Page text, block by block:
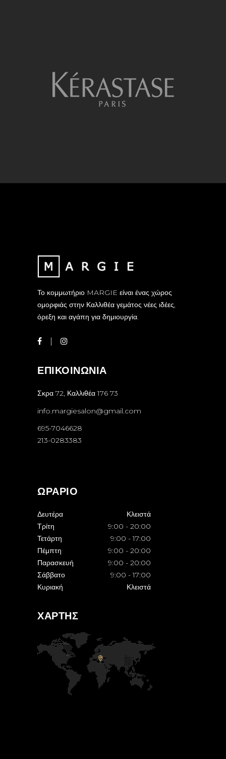
Το κομμωτήριο MARGIE είναι ένας χώρος
ομορφιάς στην Καλλιθέα γεμάτος νέες ιδέες,
όρεξη και αγάπη για δημιουργία.
ΕΠΙΚΟΙΝΩΝΙΑ
Σκρα 72, Καλλιθέα 176 73
info.margiesalon@gmail.com
695-7046628
213-0283383
ΩΡΑΡΙΟ
Δευτέρα
Κλειστά
Τρίτη
9:00 - 20:00
Τετάρτη
9:00 - 17:00
Πέμπτη
9:00 - 20:00
Παρασκευή
9:00 - 20:00
Σάββατο
9:00 - 17:00
Κυριακή
Κλειστά
ΧΑΡΤΗΣ